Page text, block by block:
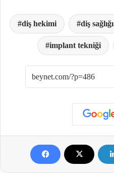
diş hekimi diş sağlığı
implant tekniği